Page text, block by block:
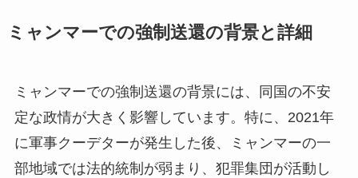
ミャンマーでの強制送還の背景と詳細
ミャンマーでの強制送還の背景には、同国の不安
定な政情が大きく影響しています。特に、2021年
に軍事クーデターが発生した後、ミャンマーの一
部地域では法的統制が弱まり、犯罪集団が活動し